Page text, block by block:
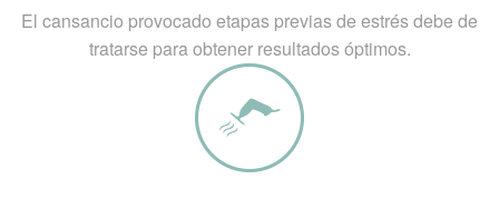
El cansancio provocado etapas previas de estrés debe de
tratarse para obtener resultados óptimos.